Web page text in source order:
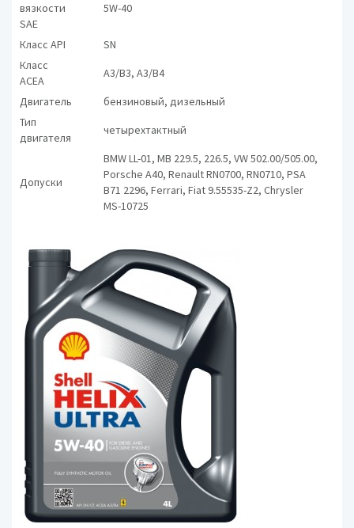
вязкости
SAE
5W-40
Класс API
SN
Класс
ACEA
A3/B3, A3/B4
Двигатель
бензиновый, дизельный
Тип
двигателя
четырехтактный
Допуски
BMW LL-01, MB 229.5, 226.5, VW 502.00/505.00,
Porsche A40, Renault RN0700, RN0710, PSA
B71 2296, Ferrari, Fiat 9.55535-Z2, Chrysler
MS-10725